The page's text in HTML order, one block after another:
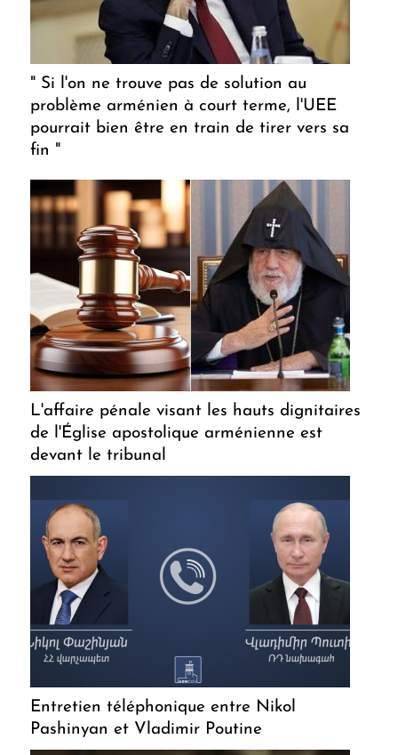
" Si l'on ne trouve pas de solution au
problème arménien à court terme, l'UEE
pourrait bien être en train de tirer vers sa
fin "
L'affaire pénale visant les hauts dignitaires
de l'Église apostolique arménienne est
devant le tribunal
Entretien téléphonique entre Nikol
Pashinyan et Vladimir Poutine